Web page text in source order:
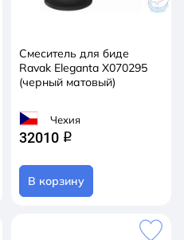
Смеситель для биде
Ravak Eleganta X070295
(черный матовый)
Чехия
32010 q
В корзину